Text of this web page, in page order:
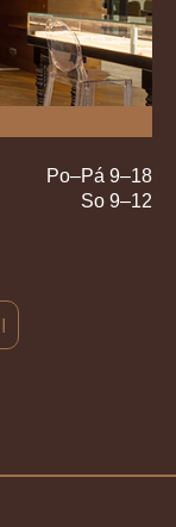
Po–Pá 9–18
So 9–12